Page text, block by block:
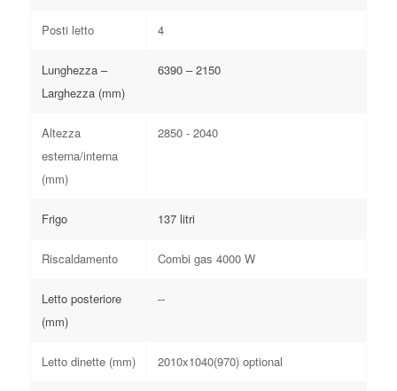
Posti letto 4
Lunghezza –
Larghezza (mm)
6390 – 2150
Altezza
esterna/interna
(mm)
2850 - 2040
Frigo 137 litri
Riscaldamento Combi gas 4000 W
Letto posteriore
(mm)
--
Letto dinette (mm) 2010x1040(970) optional